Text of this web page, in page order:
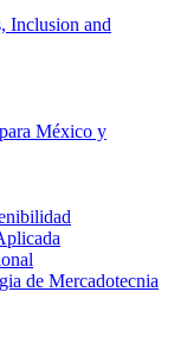
Inclusion and
México y
de Mercadotecnia